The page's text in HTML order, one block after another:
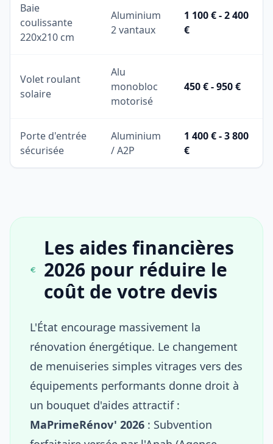
Baie
coulissante
220x210 cm
Aluminium
2 vantaux
1 100 € - 2 400
€
Volet roulant
solaire
Alu
monobloc
motorisé
450 € - 950 €
Porte d'entrée
sécurisée
Aluminium
/ A2P
1 400 € - 3 800
€
Les aides financières
2026 pour réduire le
coût de votre devis
L'État encourage massivement la
rénovation énergétique. Le changement
de menuiseries simples vitrages vers des
équipements performants donne droit à
un bouquet d'aides attractif :
MaPrimeRénov' 2026 : Subvention